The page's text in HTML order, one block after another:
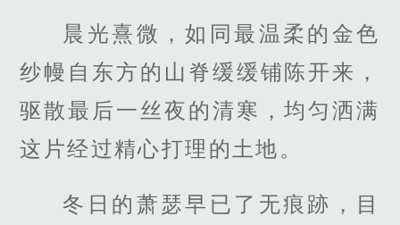
晨光熹微，如同最温柔的金色
纱幔自东方的山脊缓缓铺陈开来，
驱散最后一丝夜的清寒，均匀洒满
这片经过精心打理的土地。
冬日的萧瑟早已了无痕跡，目